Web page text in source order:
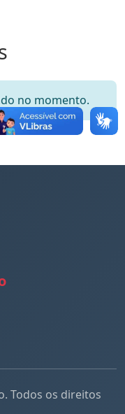
no momento.
Todos os direitos